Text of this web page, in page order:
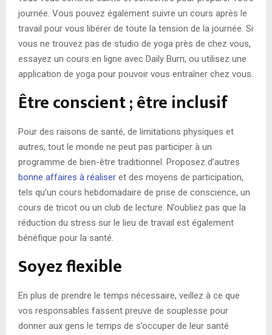
journée. Vous pouvez également suivre un cours après le
travail pour vous libérer de toute la tension de la journée. Si
vous ne trouvez pas de studio de yoga près de chez vous,
essayez un cours en ligne avec Daily Burn, ou utilisez une
application de yoga pour pouvoir vous entraîner chez vous.
Être conscient ; être inclusif
Pour des raisons de santé, de limitations physiques et
autres, tout le monde ne peut pas participer à un
programme de bien-être traditionnel. Proposez d’autres
bonne affaires à réaliser et des moyens de participation,
tels qu’un cours hebdomadaire de prise de conscience, un
cours de tricot ou un club de lecture. N’oubliez pas que la
réduction du stress sur le lieu de travail est également
bénéfique pour la santé.
Soyez flexible
En plus de prendre le temps nécessaire, veillez à ce que
vos responsables fassent preuve de souplesse pour
donner aux gens le temps de s’occuper de leur santé